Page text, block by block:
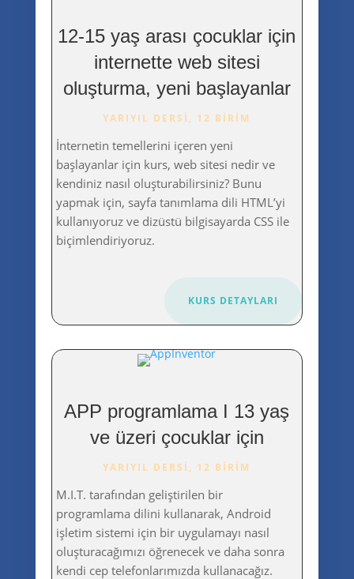
12-15 yaş arası çocuklar için
internette web sitesi
oluşturma, yeni başlayanlar
YARIYIL DERSI, 12 BIRIM
İnternetin temellerini içeren yeni
başlayanlar için kurs, web sitesi nedir ve
kendiniz nasıl oluşturabilirsiniz? Bunu
yapmak için, sayfa tanımlama dili HTML’yi
kullanıyoruz ve dizüstü bilgisayarda CSS ile
biçimlendiriyoruz.
KURS DETAYLARI
APP programlama I 13 yaş
ve üzeri çocuklar için
YARIYIL DERSI, 12 BIRIM
M.I.T. tarafından geliştirilen bir
programlama dilini kullanarak, Android
işletim sistemi için bir uygulamayı nasıl
oluşturacağımızı öğrenecek ve daha sonra
kendi cep telefonlarımızda kullanacağız.